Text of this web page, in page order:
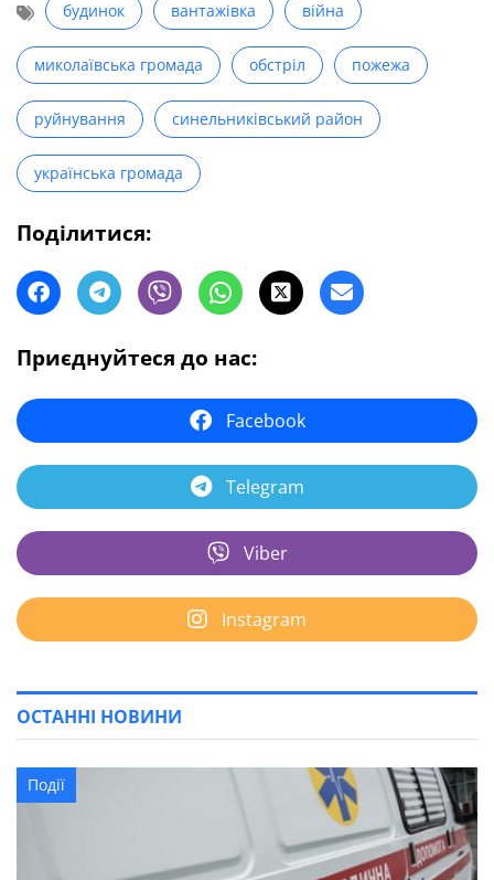
будинок вантажівка війна
миколаївська громада обстріл пожежа
руйнування синельниківський район
українська громада
Поділитися:
Приєднуйтеся до нас:
Facebook
Telegram
Viber
Instagram
ОСТАННІ НОВИНИ
Події